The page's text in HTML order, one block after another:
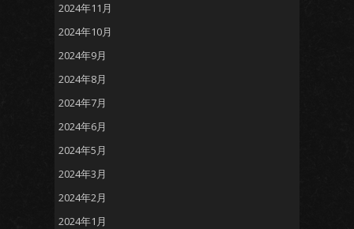
2024年11月
2024年10月
2024年9月
2024年8月
2024年7月
2024年6月
2024年5月
2024年3月
2024年2月
2024年1月